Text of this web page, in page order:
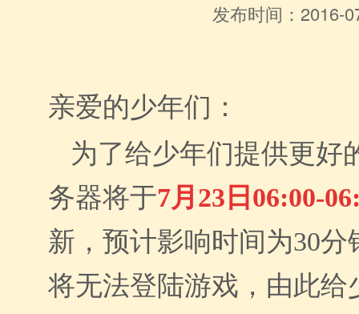
发布时间：2016-
亲爱的少年们：
为了给少年们提供更好
务器将于7月 23日06:00-
新，预计影响时间为30
将无法登陆游戏，由此给